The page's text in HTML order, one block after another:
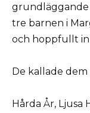
grundläggande
tre barnen i
och hoppfullt
De kallade dem
Hårda År, Ljusa